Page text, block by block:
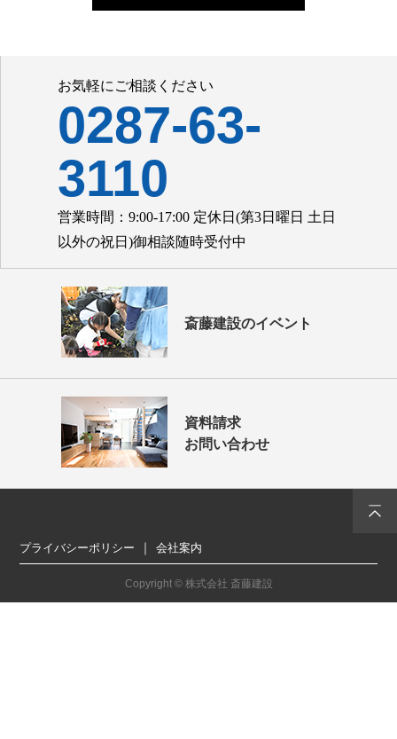
お気軽にご相談ください
0287-63-
3110
営業時間：9:00-17:00 定休日(第3日曜日 土日
以外の祝日)御相談随時受付中
斎藤建設のイベント
資料請求
お問い合わせ
プライバシーポリシー 会社案内
Copyright © 株式会社 斎藤建設